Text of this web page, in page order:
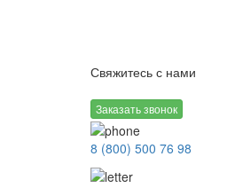
Свяжитесь с нами
Заказать звонок
8 (800) 500 76 98